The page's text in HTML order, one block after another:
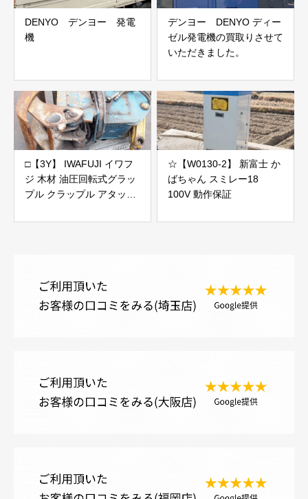
DENYO デンヨー 発電
機
デンヨー DENYO ディー
ゼル発電機の買取りさせて
いただきました。
□【3Y】 IWAFUJI イワフ
ジ 木材 油圧回転式グラッ
プル クラップル アタッチ
品 ピン径60mm アーム幅
☆【W0130-2】 新富士 か
ばちゃん スミレー18
100V 動作保証